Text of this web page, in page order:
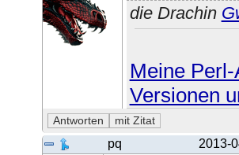
die Drachin
Meine
Versionen
pq 2013-